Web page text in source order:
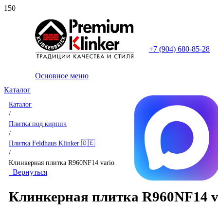
+7 (904) 680-85-28
Основное меню
Каталог
Каталог
/
Плитка под кирпич
/
Плитка Feldhaus Klinker 🇩🇪
/
Клинкерная плитка R960NF14 vario
Вернуться
Клинкерная плитка R960NF14